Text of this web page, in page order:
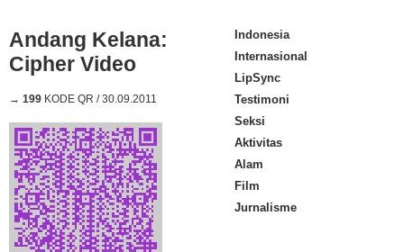
Andang Kelana:
Cipher Video
→ 199 KODE QR / 30.09.2011
Indonesia
Internasional
LipSync
Testimoni
Seksi
Aktivitas
Alam
Film
Jurnalisme